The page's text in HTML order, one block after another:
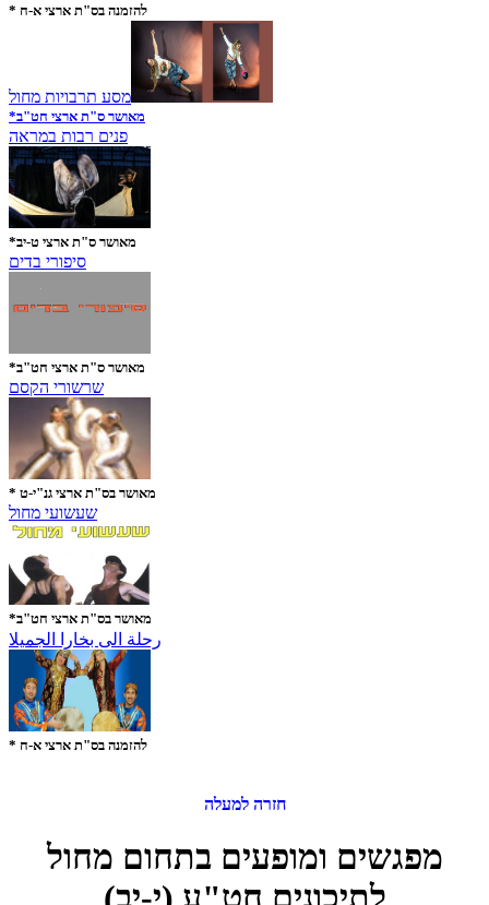
* להזמנה בס"ת ארצי א-ח
מסע תרבויות מחול
*מאושר ס"ת ארצי חט"ב
פנים רבות במראה
*מאושר ס"ת ארצי ט-יב
סיפורי בדים
*מאושר ס"ת ארצי חט"ב
שרשורי הקסם
* מאושר בס"ת ארצי גנ"י-ט
שעשועי מחול
*מאושר בס"ת ארצי חט"ב
رحلة الى بخارا الجميلا
* להזמנה בס"ת ארצי א-ח
חזרה למעלה
מפגשים ומופעים בתחום מחול